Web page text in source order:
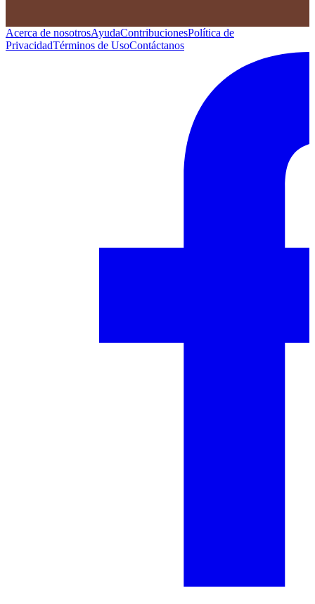
Acerca de nosotrosAyudaContribucionesPolítica de
PrivacidadTérminos de UsoContáctanos